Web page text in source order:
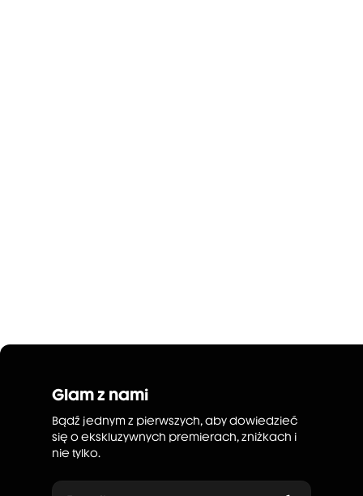
Glam z nami
Bądź jednym z pierwszych, aby dowiedzieć
się o ekskluzywnych premierach, zniżkach i
nie tylko.